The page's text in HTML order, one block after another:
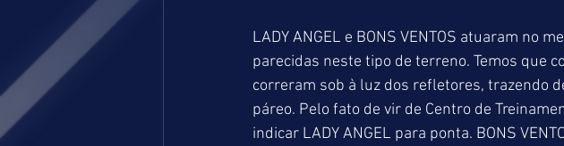
LADY ANGEL e BONS VENTOS atuaram no
parecidas neste tipo de terreno. Temos que
correram sob à luz dos refletores, trazendo
páreo. Pelo fato de vir de Centro de
indicar LADY ANGEL para ponta. BONS